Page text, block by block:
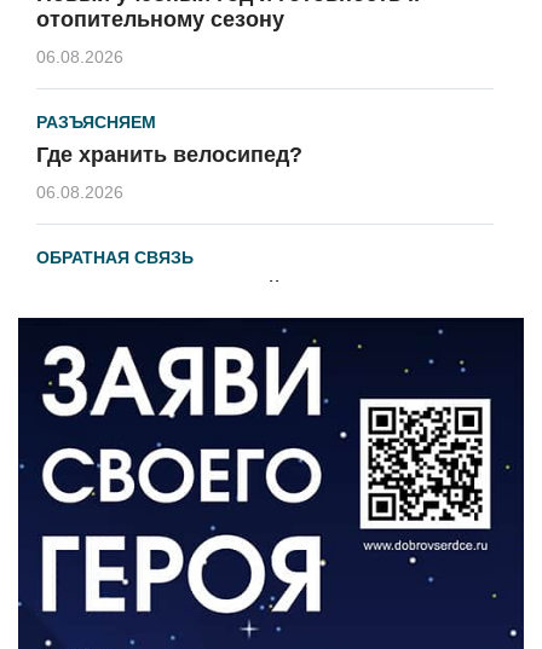
отопительному сезону
06.08.2026
РАЗЪЯСНЯЕМ
Где хранить велосипед?
06.08.2026
ОБРАТНАЯ СВЯЗЬ
Администрация онлайн
ВЛАСТЬ
День памяти и «Симфония народов»
06.08.2026
Новый настил на экотропе
05.08.2026